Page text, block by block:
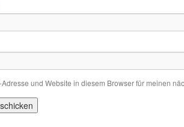
und Website in diesem Browser für meinen